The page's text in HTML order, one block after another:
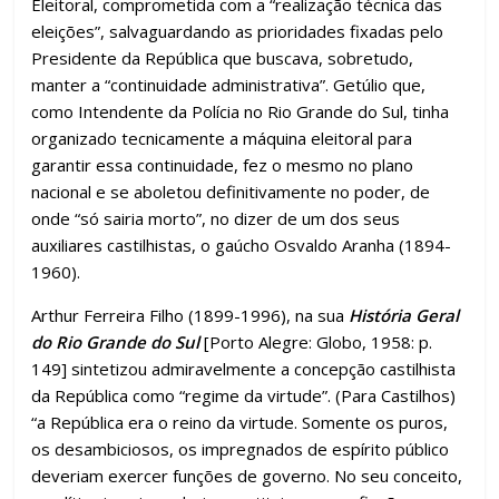
Eleitoral, comprometida com a “realização técnica das
eleições”, salvaguardando as prioridades fixadas pelo
Presidente da República que buscava, sobretudo,
manter a “continuidade administrativa”. Getúlio que,
como Intendente da Polícia no Rio Grande do Sul, tinha
organizado tecnicamente a máquina eleitoral para
garantir essa continuidade, fez o mesmo no plano
nacional e se aboletou definitivamente no poder, de
onde “só sairia morto”, no dizer de um dos seus
auxiliares castilhistas, o gaúcho Osvaldo Aranha (1894-
1960).
Arthur Ferreira Filho (1899-1996), na sua História Geral
do Rio Grande do Sul[Porto Alegre: Globo, 1958: p.
149] sintetizou admiravelmente a concepção castilhista
da República como “regime da virtude”. (Para Castilhos)
“a República era o reino da virtude. Somente os puros,
os desambiciosos, os impregnados de espírito público
deveriam exercer funções de governo. No seu conceito,